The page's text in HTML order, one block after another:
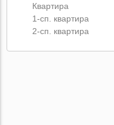
Квартира
1-сп. квартира
2-сп. квартира